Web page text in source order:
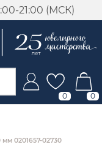
21:00 (МСК)
0 0
0201657-02730